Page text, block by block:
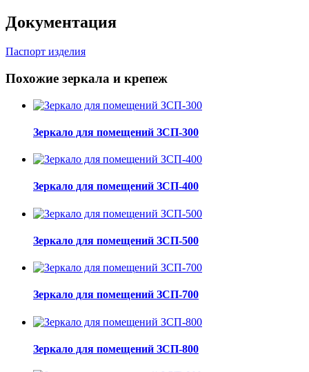
Документация
Паспорт изделия
Похожие зеркала и крепеж
Зеркало для помещений ЗСП-300
Зеркало для помещений ЗСП-400
Зеркало для помещений ЗСП-500
Зеркало для помещений ЗСП-700
Зеркало для помещений ЗСП-800